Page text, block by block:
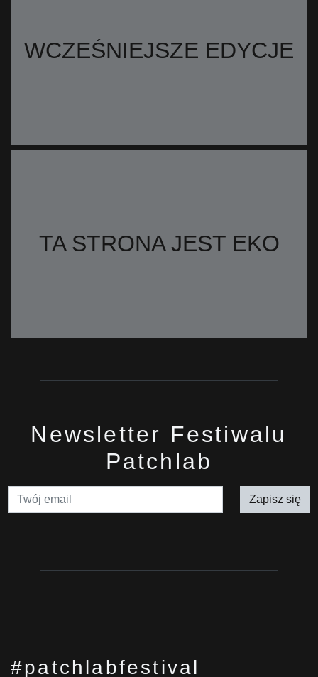
WCZEŚNIEJSZE EDYCJE
TA STRONA JEST EKO
Newsletter Festiwalu
Patchlab
Zapisz się
#patchlabfestival